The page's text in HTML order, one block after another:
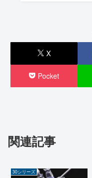
X
Pocket
関連記事
30シリーズ